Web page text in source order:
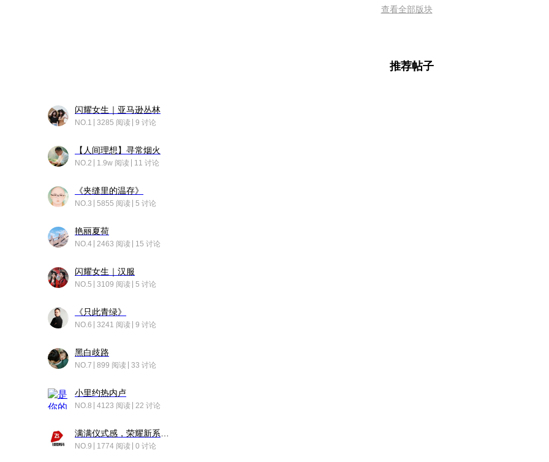
查看全部版块
推荐帖子
闪耀女生｜亚马逊丛林
NO.1 3285 阅读 9 讨论
【人间理想】寻常烟火
NO.2 1.9w 阅读 11 讨论
《夹缝里的温存》
NO.3 5855 阅读 5 讨论
艳丽夏荷
NO.4 2463 阅读 15 讨论
闪耀女生｜汉服
NO.5 3109 阅读 5 讨论
《只此青绿》
NO.6 3241 阅读 9 讨论
黑白歧路
NO.7 899 阅读 33 讨论
小里约热内卢
NO.8 4123 阅读 22 讨论
NO.9 1774 阅读 0 讨论